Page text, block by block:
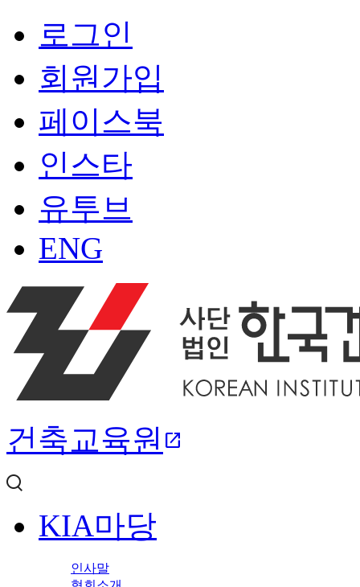
로그인
회원가입
페이스북
인스타
유투브
ENG
건축교육원 open_in_new
KIA마당
인사말